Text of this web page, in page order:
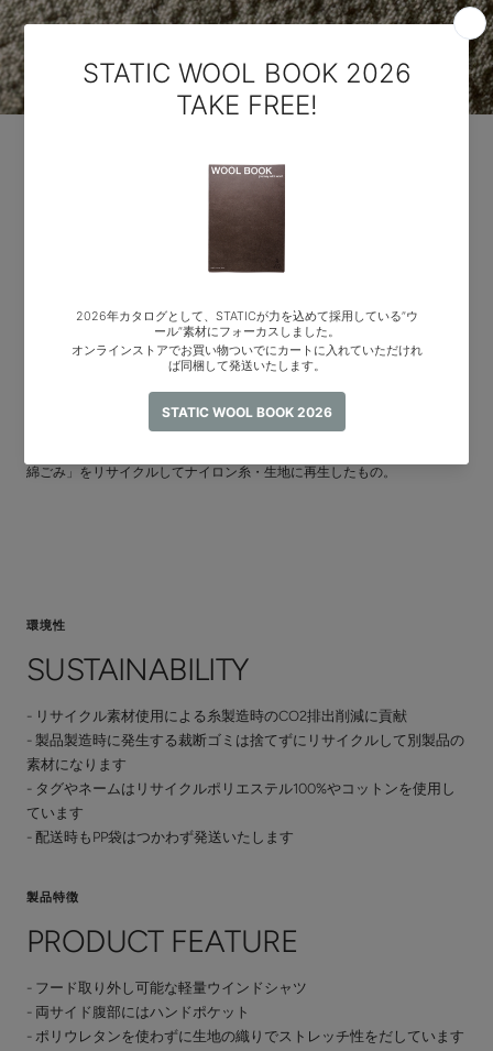
リサイクル素材の採用の重要性
達におけるCO2排出量を減らすことは、「服の一生」における環境
イロン(※)の場合、75％もCO2排出を減らす例があるように、できる
だけリサイクル素材を採用し、そうした服を選んで着ることは大切
な行動だと考えている
※プレコンシューマーリサイクルナイロン:
綿ごみ」をリサイクルしてナイロン糸・生地に再生したもの。
環境性
SUSTAINABILITY
- リサイクル素材使用による糸製造時のCO2排出削減に貢献
- 製品製造時に発生する裁断ゴミは捨てずにリサイクルして別製品の
素材になります
- タグやネームはリサイクルポリエステル100%やコットンを使用し
ています
- 配送時もPP袋はつかわず発送いたします
製品特徴
PRODUCT FEATURE
- フード取り外し可能な軽量ウインドシャツ
- 両サイド腹部にはハンドポケット
- ポリウレタンを使わずに生地の織りでストレッチ性をだしています